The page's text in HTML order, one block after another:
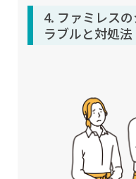
4. ファミレス
ラブルと対処法